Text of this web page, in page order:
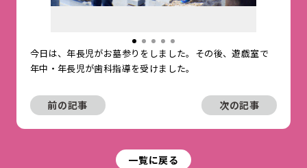
今日は、年長児がお墓参りをしました。その後、遊戯室で
年中・年長児が歯科指導を受けました。
前の記事 次の記事
一覧に戻る